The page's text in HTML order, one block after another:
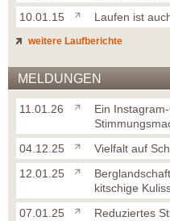
10.01.15
Laufen ist
weitere Laufberichte
MELDUNGEN
11.01.26
Ein
04.12.25
Vielfalt auf
12.01.25
kitschige
07.01.25
Reduziertes